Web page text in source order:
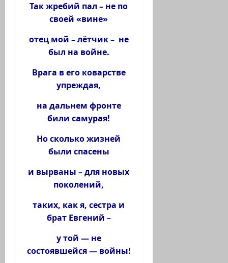
Так жребий пал – не по
своей «вине»
отец мой – лётчик – не
был на войне.
Врага в его коварстве
упреждая,
на дальнем фронте
били самурая!
Но сколько жизней
были спасены
и вырваны – для новых
поколений,
таких, как я, сестра и
брат Евгений –
у той — не
состоявшейся — войны!